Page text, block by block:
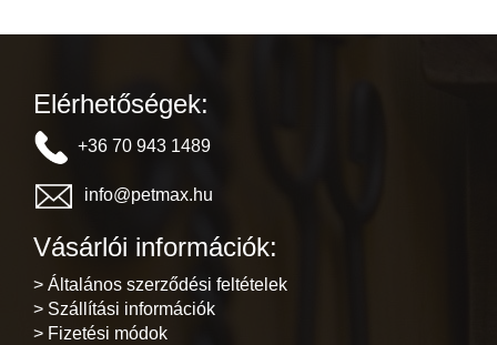
Elérhetőségek:
+36 70 943 1489
info@petmax.hu
Vásárlói információk:
> Általános szerződési feltételek
> Szállítási információk
> Fizetési módok